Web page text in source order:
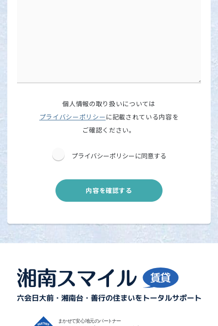
個人情報の取り扱いについては
プライバシーポリシーに記載されている内容を
ご確認ください。
プライバシーポリシーに同意する